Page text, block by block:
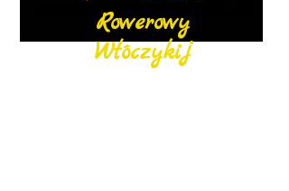
Rowerowy
Włóczykij